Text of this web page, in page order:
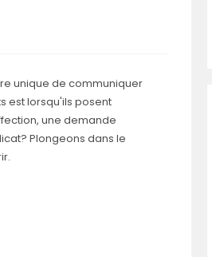
unique de communiquer
est lorsqu'ils posent
une demande
Plongeons dans le